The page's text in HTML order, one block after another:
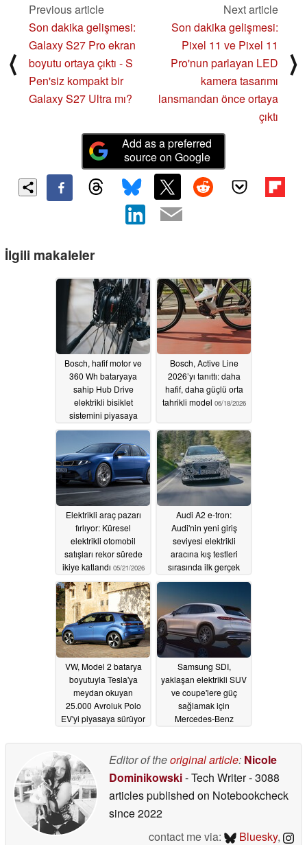
⟨
Previous article
Son dakika gelişmesi:
Galaxy S27 Pro ekran
boyutu ortaya çıktı - S
Pen'siz kompakt bir
Galaxy S27 Ultra mı?
Next article
Son dakika gelişmesi:
Pixel 11 ve Pixel 11
Pro'nun parlayan LED
kamera tasarımı
lansmandan önce ortaya
çıktı
⟩
Add as a preferred
source on Google
İlgili makaleler
Bosch, hafif motor ve
360 Wh bataryaya
sahip Hub Drive
elektrikli bisiklet
sistemini piyasaya
sürdü06/19/2026
Bosch, Active Line
2026’yı tanıttı: daha
hafif, daha güçlü orta
tahrikli model 06/18/2026
Elektrikli araç pazarı
fırlıyor: Küresel
elektrikli otomobil
satışları rekor sürede
ikiye katlandı 05/21/2026
Audi A2 e-tron:
Audi'nin yeni giriş
seviyesi elektrikli
aracına kış testleri
sırasında ilk gerçek
bakış05/20/2026
VW, Model 2 batarya
boyutuyla Tesla'ya
meydan okuyan
25.000 Avroluk Polo
EV'yi piyasaya sürüyor
Samsung SDI,
yaklaşan elektrikli SUV
ve coupe'lere güç
sağlamak için
Mercedes-Benz
Editor of theoriginal article: Nicole
Dominikowski- Tech Writer- 3088
articles published on Notebookcheck
since 2022
contact me via:
Bluesky,